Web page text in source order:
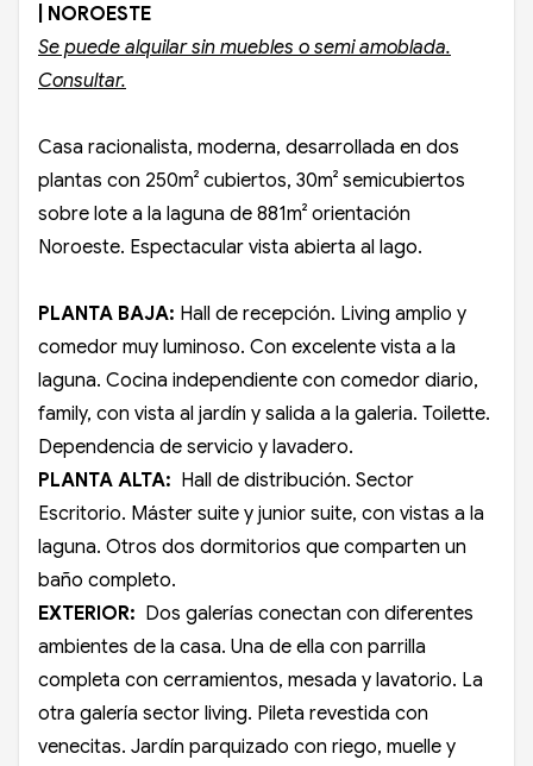
| NOROESTE
Se puede alquilar sin muebles o semi amoblada.
Consultar.
Casa racionalista, moderna, desarrollada en dos
plantas con 250m² cubiertos, 30m² semicubiertos
sobre lote a la laguna de 881m² orientación
Noroeste. Espectacular vista abierta al lago.
PLANTA BAJA: Hall de recepción. Living amplio y
comedor muy luminoso. Con excelente vista a la
laguna. Cocina independiente con comedor diario,
family, con vista al jardín y salida a la galeria. Toilette.
Dependencia de servicio y lavadero.
PLANTA ALTA: Hall de distribución. Sector
Escritorio. Máster suite y junior suite, con vistas a la
laguna. Otros dos dormitorios que comparten un
baño completo.
EXTERIOR: Dos galerías conectan con diferentes
ambientes de la casa. Una de ella con parrilla
completa con cerramientos, mesada y lavatorio. La
otra galería sector living. Pileta revestida con
venecitas. Jardín parquizado con riego, muelle y